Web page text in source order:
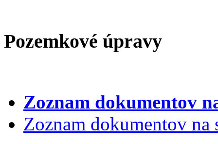
Pozemkové úpravy
Zoznam dokumentov
Zoznam dokumentov